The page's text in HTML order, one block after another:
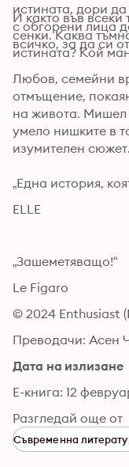
истината, дори
с обгорени лица
всичко, за да си
И както във всеки
сенки. Каква
истината? Кой
Любов, семейни
отмъщение,
на живота. Мишел
умело нишките в
„Една история,
ELLE
„Зашеметяващо!“
Le Figaro
© 2024 Enthusiast
Преводачи: Асен
Дата на излизане
Е-книга: 12
Разгледай още от
Съвременна